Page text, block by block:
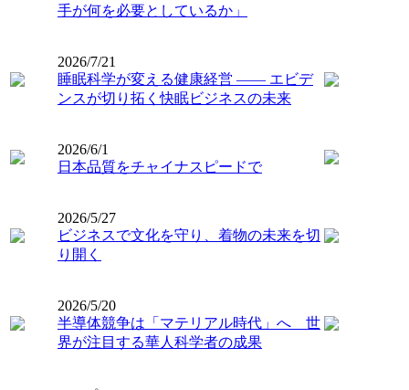
手が何を必要としているか」
2026/7/21
睡眠科学が変える健康経営 ―― エビデ
ンスが切り拓く快眠ビジネスの未来
2026/6/1
日本品質をチャイナスピードで
2026/5/27
ビジネスで文化を守り、着物の未来を切
り開く
2026/5/20
半導体競争は「マテリアル時代」へ 世
界が注目する華人科学者の成果